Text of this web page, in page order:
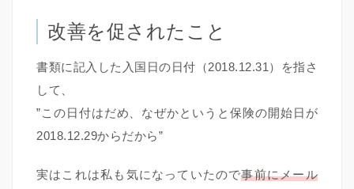
改善を促されたこと
書類に記入した入国日の日付（2018.12.31）を指さ
して、
”この日付はだめ、なぜかというと保険の開始日が
2018.12.29からだから”
実はこれは私も気になっていたので事前にメール